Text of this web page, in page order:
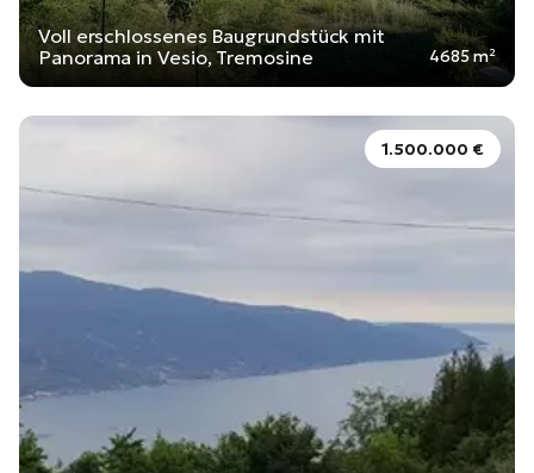
Voll erschlossenes Baugrundstück mit
Panorama in Vesio, Tremosine
4685 m²
1.500.000 €